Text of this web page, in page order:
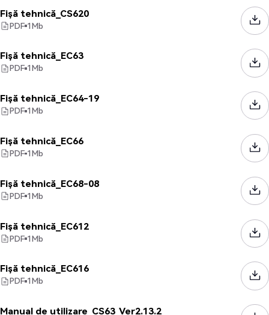
Fișă tehnică_CS620
PDF 1Mb
Fișă tehnică_EC63
PDF 1Mb
Fișă tehnică_EC64-19
PDF 1Mb
Fișă tehnică_EC66
PDF 1Mb
Fișă tehnică_EC68-08
PDF 1Mb
Fișă tehnică_EC612
PDF 1Mb
Fișă tehnică_EC616
PDF 1Mb
Manual de utilizare_CS63_Ver2.13.2